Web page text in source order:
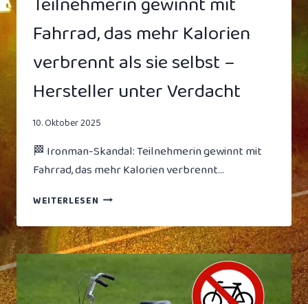
Fahrrad, das mehr Kalorien
verbrennt als sie selbst –
Hersteller unter Verdacht
10. Oktober 2025
🏁 Ironman-Skandal: Teilnehmerin gewinnt mit
Fahrrad, das mehr Kalorien verbrennt…
WEITERLESEN 🏁
SKANDAL:
TEILNEHMERIN
GEWINNT
MIT
FAHRRAD,